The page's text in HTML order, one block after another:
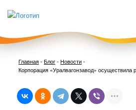
Главная-Блог- Новости-
Корпорация «Уралвагонзавод» осуществила